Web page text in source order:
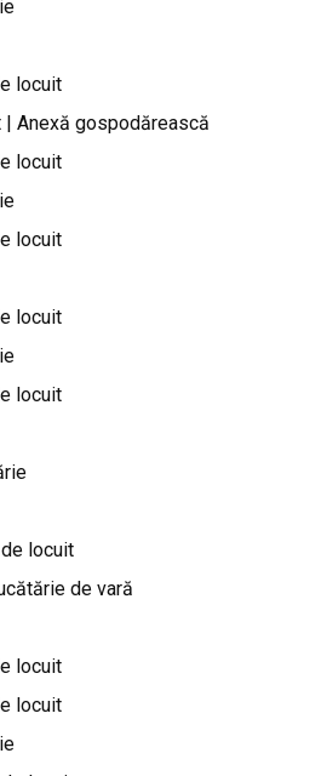
locuit
| Anexă gospodărească
locuit
locuit
locuit
locuit
locuit
de vară
locuit
locuit